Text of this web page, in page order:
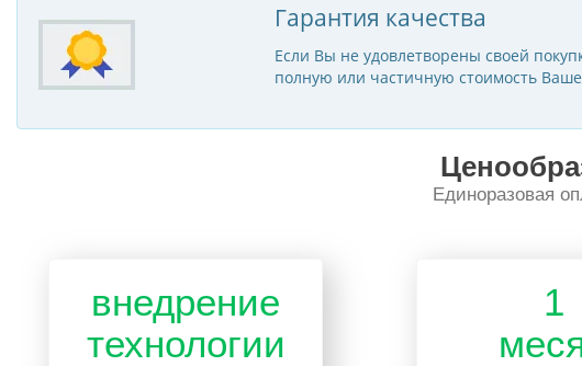
Гарантия качества
Если Вы не удовлетворены своей
полную или частичную стоимость
Единоразовая
внедрение
технологии
1